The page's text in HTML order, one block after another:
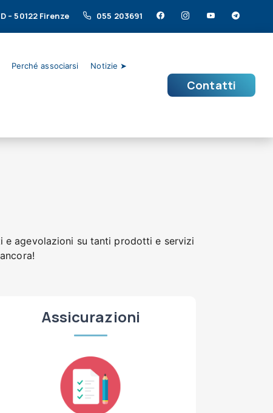
– 50122 Firenze 055 203691
Perché associarsi Notizie ➤
Contatti
e agevolazioni su tanti prodotti e servizi
Assicurazioni